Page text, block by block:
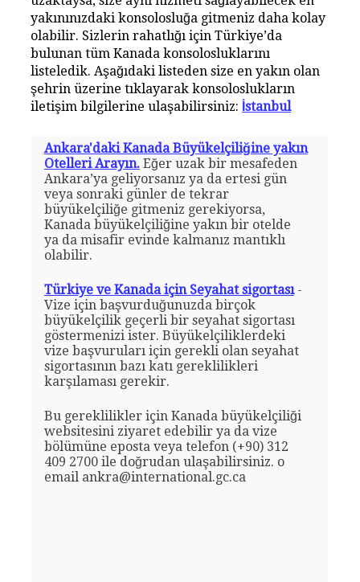
yakınınızdaki konsolosluğa gitmeniz daha kolay
olabilir. Sizlerin rahatlığı için Türkiye’da
bulunan tüm Kanada konsolosluklarını
listeledik. Aşağıdaki listeden size en yakın olan
şehrin üzerine tıklayarak konsoloslukların
iletişim bilgilerine ulaşabilirsiniz: İstanbul
Ankara'daki Kanada Büyükelçiliğine yakın
Otelleri Arayın.Eğer uzak bir mesafeden
Ankara’ya geliyorsanız ya da ertesi gün
veya sonraki günler de tekrar
büyükelçiliğe gitmeniz gerekiyorsa,
Kanada büyükelçiliğine yakın bir otelde
ya da misafir evinde kalmanız mantıklı
olabilir.
Türkiye ve Kanada için Seyahat sigortası-
Vize için başvurduğunuzda birçok
büyükelçilik geçerli bir seyahat sigortası
göstermenizi ister. Büyükelçiliklerdeki
vize başvuruları için gerekli olan seyahat
sigortasının bazı katı gereklilikleri
karşılaması gerekir.
Bu gereklilikler için Kanada büyükelçiliği
websitesini ziyaret edebilir ya da vize
bölümüne eposta veya telefon (+90) 312
409 2700 ile doğrudan ulaşabilirsiniz. o
email ankra@international.gc.ca